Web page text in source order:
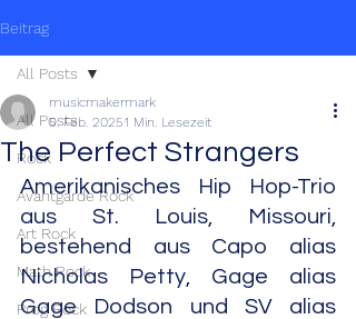
Beitrag
All Posts
Rock
Avantgarde Rock
Art Rock
Math Rock
Prog Rock
All Posts
The Perfect Strangers
musicmakermark
5. Feb. 20251 Min. Lesezeit
Amerikanisches Hip Hop-Trio
aus St. Louis, Missouri,
bestehend aus Capo alias
Nicholas Petty, Gage alias
Gage Dodson und SV alias